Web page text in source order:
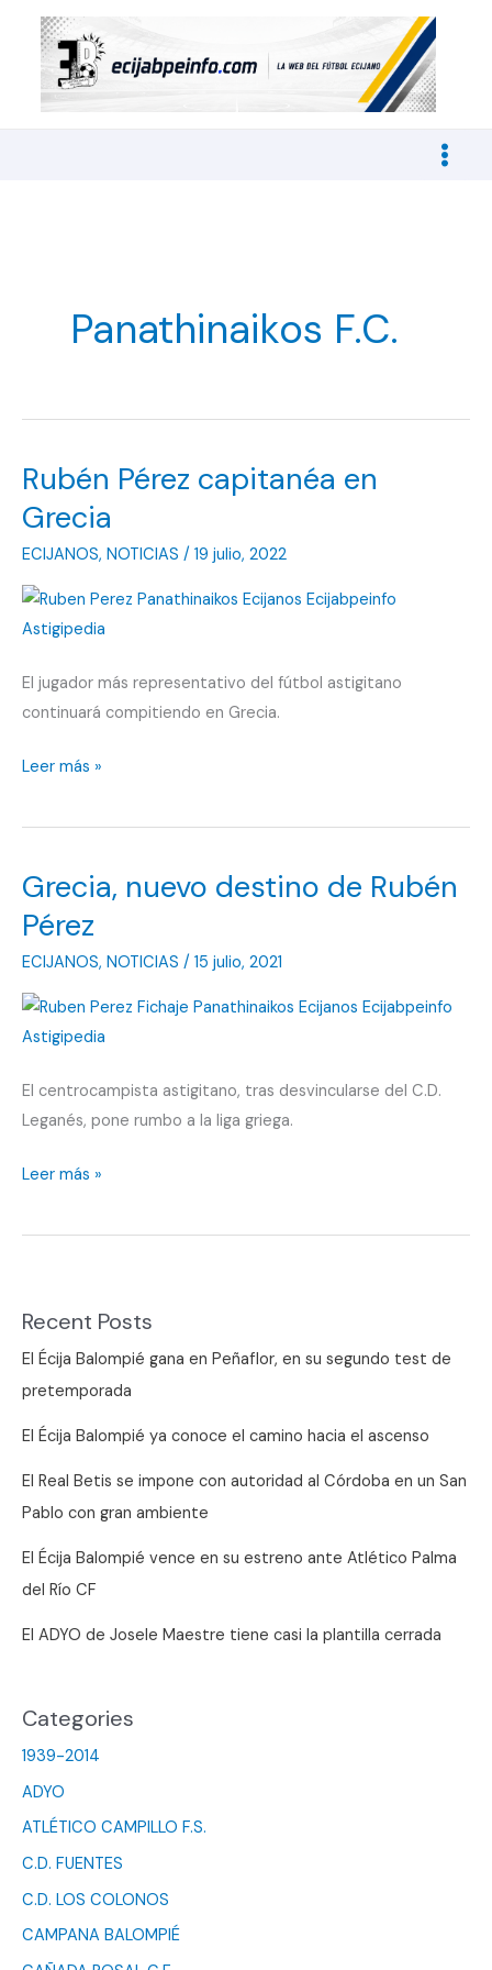
contenido
Panathinaikos F.C.
Rubén Pérez capitanéa en
Grecia
ECIJANOS, NOTICIAS / 19 julio, 2022
El jugador más representativo del fútbol astigitano
continuará compitiendo en Grecia.
Rubén
capitanéa
Grecia
Leer más »
Grecia, nuevo destino de Rubén
Pérez
ECIJANOS, NOTICIAS / 15 julio, 2021
El centrocampista astigitano, tras desvincularse del C.D.
Leganés, pone rumbo a la liga griega.
Grecia,
destino
Pérez
Leer más »
Recent Posts
El Écija Balompié gana en Peñaflor, en su segundo test de
pretemporada
El Écija Balompié ya conoce el camino hacia el ascenso
El Real Betis se impone con autoridad al Córdoba en un San
Pablo con gran ambiente
El Écija Balompié vence en su estreno ante Atlético Palma
del Río CF
El ADYO de Josele Maestre tiene casi la plantilla cerrada
Categories
1939-2014
ADYO
ATLÉTICO CAMPILLO F.S.
C.D. FUENTES
C.D. LOS COLONOS
CAMPANA BALOMPIÉ